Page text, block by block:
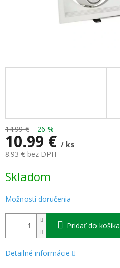
14.99 € –26 %
10.99 € / ks
8.93 € bez DPH
cena:
Skladom
Možnosti doručenia
Pridať do košíka
Detailné informácie